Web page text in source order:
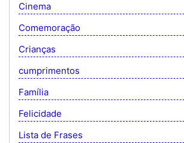
Cinema
Comemoração
Crianças
cumprimentos
Família
Felicidade
Lista de Frases